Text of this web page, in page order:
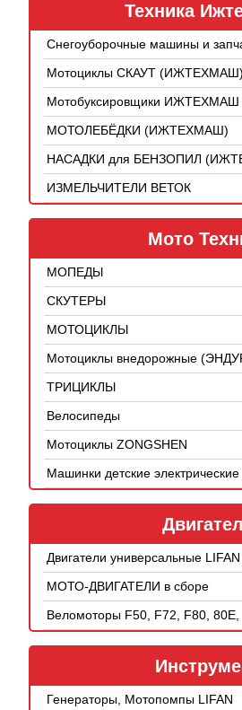
Техника
Снегоуборочные машины и
Мотоциклы СКАУТ (ИЖТЕХМАШ)
Мотобуксировщики ИЖТЕХМАШ
МОТОЛЕБЁДКИ (ИЖТЕХМАШ)
НАСАДКИ для БЕНЗОПИЛ
ИЗМЕЛЬЧИТЕЛИ ВЕТОК
Мото
МОПЕДЫ
СКУТЕРЫ
МОТОЦИКЛЫ
Мотоциклы внедорожные
ТРИЦИКЛЫ
Велосипеды
Мотоциклы ZONGSHEN
Машинки детские электрические
Двигатели универсальные LIFAN
МОТО-ДВИГАТЕЛИ в сборе
Веломоторы F50, F72, F80, 80E,
Генераторы, Мотопомпы LIFAN